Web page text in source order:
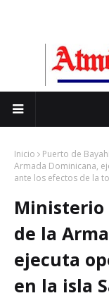
Inicio Puerto de
Armada Dominicana,
ante los efectos de la
Ministerio
de la
ejecuta
en la isla